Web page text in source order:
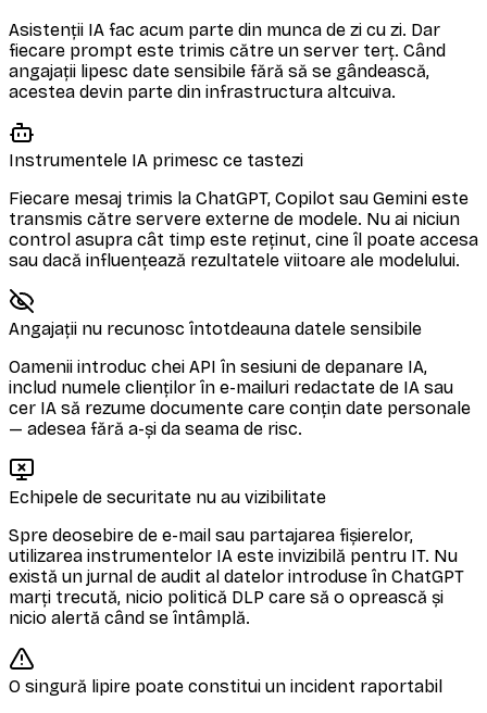
Asistenții IA fac acum parte din munca de zi cu zi. Dar
fiecare prompt este trimis către un server terț. Când
angajații lipesc date sensibile fără să se gândească,
acestea devin parte din infrastructura altcuiva.
Instrumentele IA primesc ce tastezi
Fiecare mesaj trimis la ChatGPT, Copilot sau Gemini este
transmis către servere externe de modele. Nu ai niciun
control asupra cât timp este reținut, cine îl poate accesa
sau dacă influențează rezultatele viitoare ale modelului.
Angajații nu recunosc întotdeauna datele sensibile
Oamenii introduc chei API în sesiuni de depanare IA,
includ numele clienților în e-mailuri redactate de IA sau
cer IA să rezume documente care conțin date personale
— adesea fără a-și da seama de risc.
Echipele de securitate nu au vizibilitate
Spre deosebire de e-mail sau partajarea fișierelor,
utilizarea instrumentelor IA este invizibilă pentru IT. Nu
există un jurnal de audit al datelor introduse în ChatGPT
marți trecută, nicio politică DLP care să o oprească și
nicio alertă când se întâmplă.
O singură lipire poate constitui un incident raportabil